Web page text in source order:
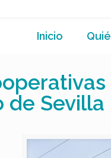
Inicio
de Sevilla